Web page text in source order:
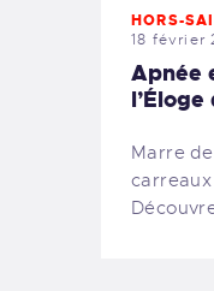
HORS-
18 février
Apnée
Marre
carreaux